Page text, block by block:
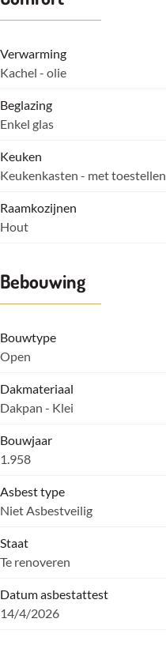
Verwarming
Kachel - olie
Beglazing
Enkel glas
Keuken
Keukenkasten - met toestellen
Raamkozijnen
Hout
Bebouwing
Bouwtype
Open
Dakmateriaal
Dakpan - Klei
Bouwjaar
1.958
Asbest type
Niet Asbestveilig
Staat
Te renoveren
Datum asbestattest
14/4/2026